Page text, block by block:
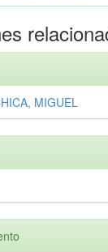
MIGUEL